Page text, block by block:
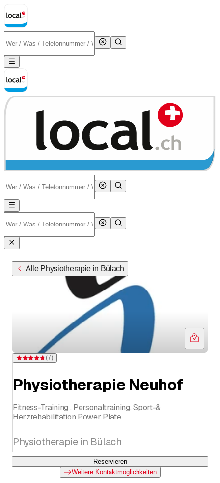
Alle Physiotherapie in Bülach
Bewertung 4,7 von 5 Sternen bei 7 Bewertungen
(7)
Physiotherapie Neuhof
Fitness-Training , Personaltraining, Sport-&
Herzrehabilitation Power Plate
Physiotherapie in Bülach
Reservieren
Weitere Kontaktmöglichkeiten